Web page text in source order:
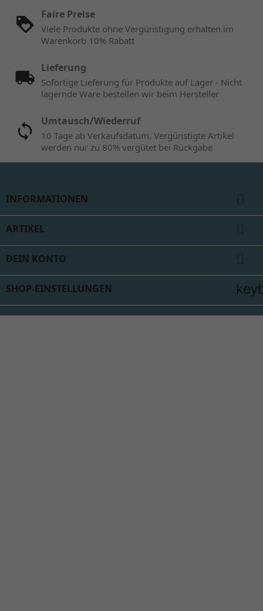
Faire Preise
Viele Produkte ohne Vergünstigung erhalten im
Warenkorb 10% Rabatt
Lieferung
Sofortige Lieferung für Produkte auf Lager - Nicht
lagernde Ware bestellen wir beim Hersteller
Umtausch/Wiederruf
10 Tage ab Verkaufsdatum. Vergünstigte Artikel
werden nur zu 80% vergütet bei Rückgabe
INFORMATIONEN
ARTIKEL
DEIN KONTO
SHOP-EINSTELLUNGEN